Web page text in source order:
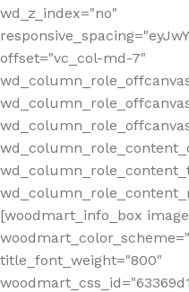
wd_z_index="no"
offset="vc_col-md-7"
[woodmart_info_box
title_font_weight="800"